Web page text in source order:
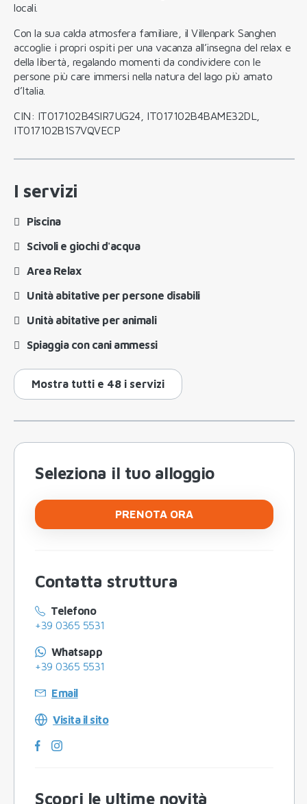
locali.
Con la sua calda atmosfera familiare, il Villenpark Sanghen
accoglie i propri ospiti per una vacanza all’insegna del relax e
della libertà, regalando momenti da condividere con le
persone più care immersi nella natura del lago più amato
d’Italia.
CIN: IT017102B4SIR7UG24, IT017102B4BAME32DL,
IT017102B1S7VQVECP
I servizi
Piscina
Scivoli e giochi d'acqua
Area Relax
Unità abitative per persone disabili
Unità abitative per animali
Spiaggia con cani ammessi
Mostra tutti e 48 i servizi
Seleziona il tuo alloggio
PRENOTA ORA
Contatta struttura
Telefono
+39 0365 5531
Whatsapp
+39 0365 5531
Email
Visita il sito
Scopri le ultime novità